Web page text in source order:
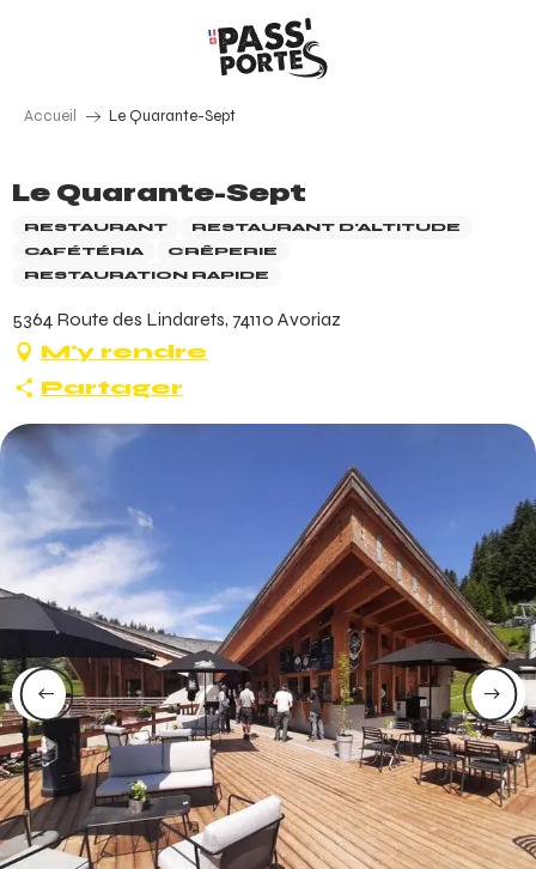
Accueil Le Quarante-Sept
Le Quarante-Sept
RESTAURANT
RESTAURANT D'ALTITUDE
CAFÉTÉRIA
CRÊPERIE
RESTAURATION RAPIDE
5364 Route des Lindarets, 74110 Avoriaz
M'y rendre
Partager